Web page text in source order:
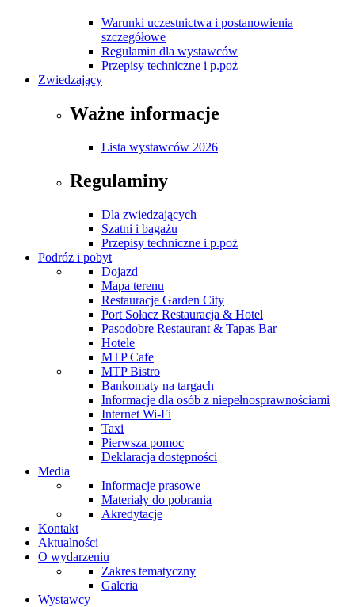
Warunki uczestnictwa i postanowienia
szczegółowe
Regulamin dla wystawców
Przepisy techniczne i p.poż
Zwiedzający
Ważne informacje
Lista wystawców 2026
Regulaminy
Dla zwiedzających
Szatni i bagażu
Przepisy techniczne i p.poż
Podróż i pobyt
Dojazd
Mapa terenu
Restauracje Garden City
Port Sołacz Restauracja & Hotel
Pasodobre Restaurant & Tapas Bar
Hotele
MTP Cafe
MTP Bistro
Bankomaty na targach
Informacje dla osób z niepełnosprawnościami
Internet Wi-Fi
Taxi
Pierwsza pomoc
Deklaracja dostępności
Media
Informacje prasowe
Materiały do pobrania
Akredytacje
Kontakt
Aktualności
O wydarzeniu
Zakres tematyczny
Galeria
Wystawcy